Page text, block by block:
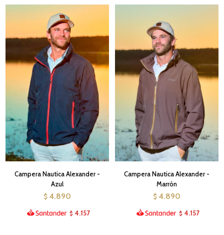
Campera Nautica Alexander -
Azul
$ 4.890
$ 4.157
Campera Nautica Alexander -
Marrón
$ 4.890
$ 4.157